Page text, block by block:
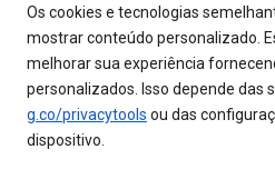
Os cookies e tecnologias
mostrar conteúdo personalizado.
melhorar sua experiência
personalizados. Isso depende das
g.co/privacytools ou das
dispositivo.